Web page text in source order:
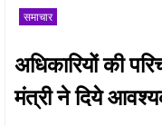
समाचार
अधिकारियों की
मंत्री ने दिये